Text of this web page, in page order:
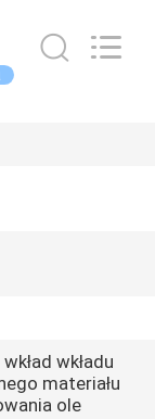
wkładu
materiału
ole